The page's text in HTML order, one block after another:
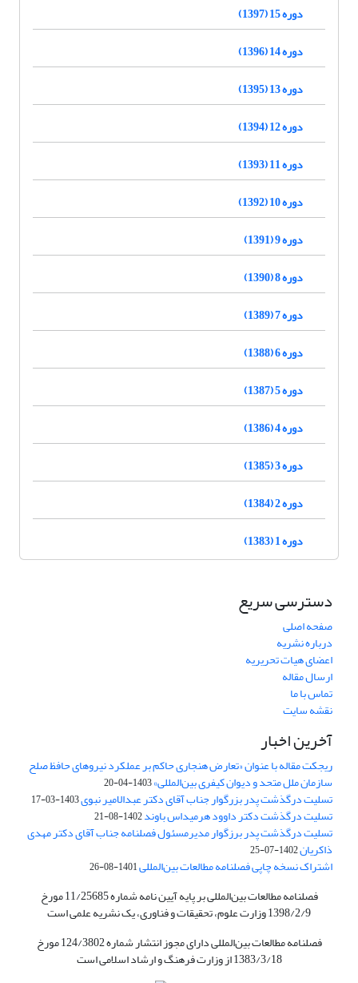
دوره 15 (1397)
دوره 14 (1396)
دوره 13 (1395)
دوره 12 (1394)
دوره 11 (1393)
دوره 10 (1392)
دوره 9 (1391)
دوره 8 (1390)
دوره 7 (1389)
دوره 6 (1388)
دوره 5 (1387)
دوره 4 (1386)
دوره 3 (1385)
دوره 2 (1384)
دوره 1 (1383)
دسترسی سریع
صفحه اصلی
درباره نشریه
اعضای هیات تحریریه
ارسال مقاله
تماس با ما
نقشه سایت
آخرین اخبار
ریجکت مقاله با عنوان «تعارض هنجاری حاکم بر عملکرد نیروهای حافظ صلح
سازمان ملل متحد و دیوان کیفری بین‌المللی»1403-04-20
تسلیت درگذشت پدر بزرگوار جناب آقای دکتر عبدالامیر نبوی1403-03-17
تسلیت درگذشت دکتر داوود هرمیداس باوند1402-08-21
تسلیت درگذشت پدر برزگوار مدیرمسئول فصلنامه جناب آقای دکتر مهدی
ذاکریان1402-07-25
اشتراک نسخه چاپی فصلنامه مطالعات بین‌المللی1401-08-26
فصلنامه مطالعات بین‌المللی بر پایه آیین نامه شماره 11/25685 مورخ
1398/2/9 وزارت علوم، تحقیقات و فناوری، یک نشریه علمی است
فصلنامه مطالعات بین‌المللی دارای مجوز انتشار شماره 124/3802 مورخ
1383/3/18 از وزارت فرهنگ و ارشاد اسلامی است